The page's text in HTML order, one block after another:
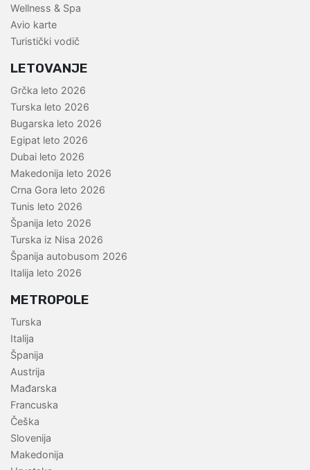
Wellness & Spa
Avio karte
Turistički vodič
LETOVANJE
Grčka leto 2026
Turska leto 2026
Bugarska leto 2026
Egipat leto 2026
Dubai leto 2026
Makedonija leto 2026
Crna Gora leto 2026
Tunis leto 2026
Španija leto 2026
Turska iz Nisa 2026
Španija autobusom 2026
Italija leto 2026
METROPOLE
Turska
Italija
Španija
Austrija
Mađarska
Francuska
Češka
Slovenija
Makedonija